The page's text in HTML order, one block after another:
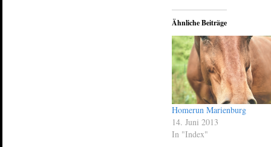
Ähnliche Beiträge
Homerun Marienburg
14. Juni 2013
In "Index"